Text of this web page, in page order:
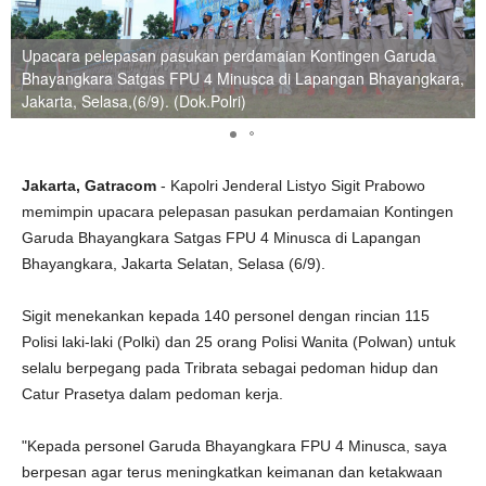
Upacara pelepasan pasukan perdamaian Kontingen Garuda
Bhayangkara Satgas FPU 4 Minusca di Lapangan Bhayangkara,
Jakarta, Selasa,(6/9). (Dok.Polri)
Jakarta, Gatracom - Kapolri Jenderal Listyo Sigit Prabowo
memimpin upacara pelepasan pasukan perdamaian Kontingen
Garuda Bhayangkara Satgas FPU 4 Minusca di Lapangan
Bhayangkara, Jakarta Selatan, Selasa (6/9).
Sigit menekankan kepada 140 personel dengan rincian 115
Polisi laki-laki (Polki) dan 25 orang Polisi Wanita (Polwan) untuk
selalu berpegang pada Tribrata sebagai pedoman hidup dan
Catur Prasetya dalam pedoman kerja.
"Kepada personel Garuda Bhayangkara FPU 4 Minusca, saya
berpesan agar terus meningkatkan keimanan dan ketakwaan